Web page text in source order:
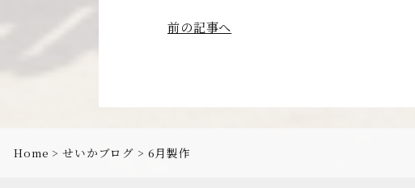
前の記事へ
Home > せいかブログ > 6月製作